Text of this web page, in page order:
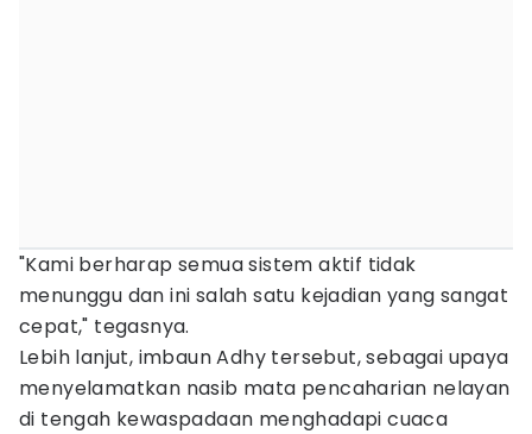
"Kami berharap semua sistem aktif tidak
menunggu dan ini salah satu kejadian yang sangat
cepat," tegasnya.
Lebih lanjut, imbaun Adhy tersebut, sebagai upaya
menyelamatkan nasib mata pencaharian nelayan
di tengah kewaspadaan menghadapi cuaca